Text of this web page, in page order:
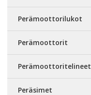
Perämoottorilukot
Perämoottorit
Perämoottoritelineet
Peräsimet